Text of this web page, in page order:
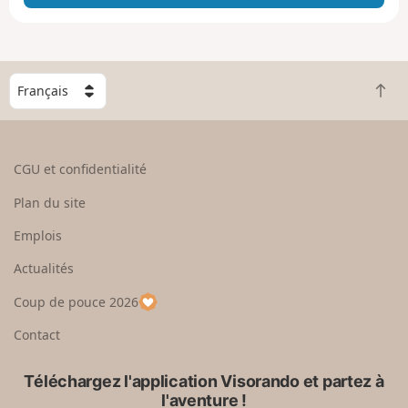
e
g
n
C
o
e
u
p
a
R
e
CGU et confidentialité
Plan du site
Emplois
Actualités
Coup de pouce 2026
Contact
Téléchargez l'application Visorando et partez à
l'aventure !